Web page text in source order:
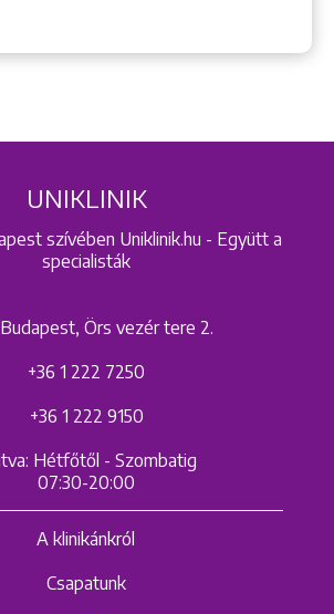
UNIKLINIK
szívében Uniklinik.hu - Együtt a
specialisták
Örs vezér tere 2.
+36 1 222 7250
+36 1 222 9150
Hétfőtől - Szombatig
07:30-20:00
A klinikánkról
Csapatunk